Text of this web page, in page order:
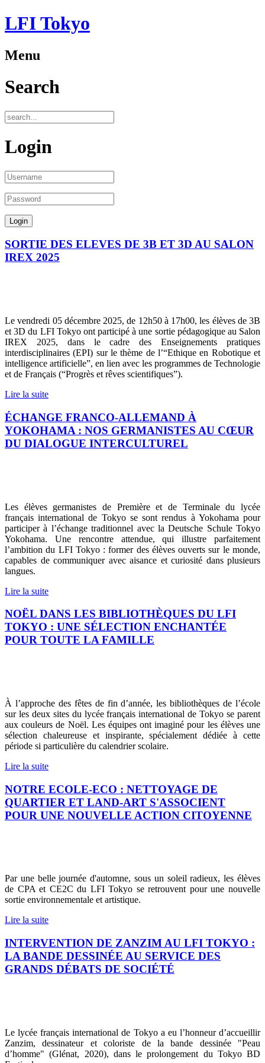
LFI Tokyo
Menu
Search
Login
SORTIE DES ELEVES DE 3B ET 3D AU SALON
IREX 2025
Le vendredi 05 décembre 2025, de 12h50 à 17h00, les élèves de 3B
et 3D du LFI Tokyo ont participé à une sortie pédagogique au Salon
IREX 2025, dans le cadre des Enseignements pratiques
interdisciplinaires (EPI) sur le thème de l’“Ethique en Robotique et
intelligence artificielle”, en lien avec les programmes de Technologie
et de Français (“Progrès et rêves scientifiques”).
Lire la suite
ÉCHANGE FRANCO-ALLEMAND À
YOKOHAMA : NOS GERMANISTES AU CŒUR
DU DIALOGUE INTERCULTUREL
Les élèves germanistes de Première et de Terminale du lycée
français international de Tokyo se sont rendus à Yokohama pour
participer à l’échange traditionnel avec la Deutsche Schule Tokyo
Yokohama. Une rencontre attendue, qui illustre parfaitement
l’ambition du LFI Tokyo : former des élèves ouverts sur le monde,
capables de communiquer avec aisance et curiosité dans plusieurs
langues.
Lire la suite
NOËL DANS LES BIBLIOTHÈQUES DU LFI
TOKYO : UNE SÉLECTION ENCHANTÉE
POUR TOUTE LA FAMILLE
À l’approche des fêtes de fin d’année, les bibliothèques de l’école
sur les deux sites du lycée français international de Tokyo se parent
aux couleurs de Noël. Les équipes ont imaginé pour les élèves une
sélection chaleureuse et inspirante, spécialement dédiée à cette
période si particulière du calendrier scolaire.
Lire la suite
NOTRE ECOLE-ECO : NETTOYAGE DE
QUARTIER ET LAND-ART S'ASSOCIENT
POUR UNE NOUVELLE ACTION CITOYENNE
Par une belle journée d'automne, sous un soleil radieux, les élèves
de CPA et CE2C du LFI Tokyo se retrouvent pour une nouvelle
sortie environnementale et artistique.
Lire la suite
INTERVENTION DE ZANZIM AU LFI TOKYO :
LA BANDE DESSINÉE AU SERVICE DES
GRANDS DÉBATS DE SOCIÉTÉ
Le lycée français international de Tokyo a eu l’honneur d’accueillir
Zanzim, dessinateur et coloriste de la bande dessinée "Peau
d’homme" (Glénat, 2020), dans le prolongement du Tokyo BD